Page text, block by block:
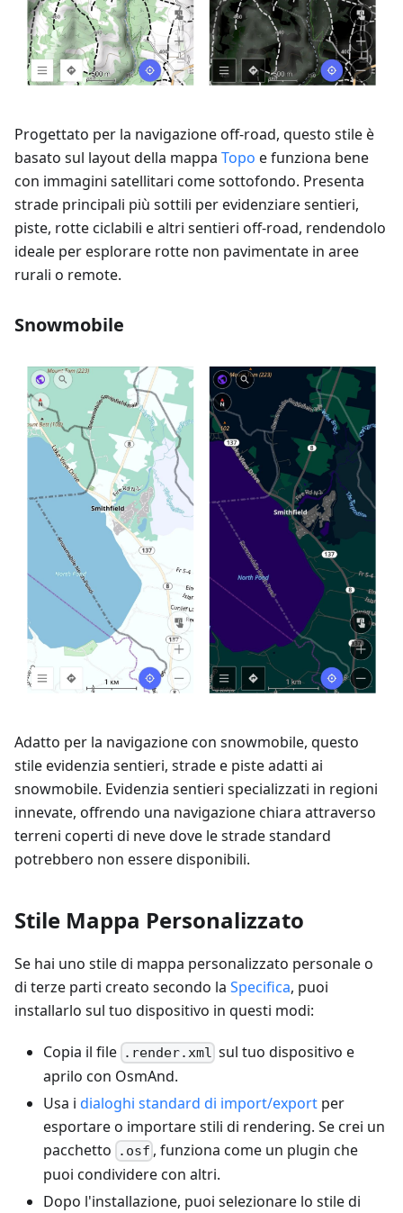
Progettato per la navigazione off-road, questo stile è
basato sul layout della mappa Topo e funziona bene
con immagini satellitari come sottofondo. Presenta
strade principali più sottili per evidenziare sentieri,
piste, rotte ciclabili e altri sentieri off-road, rendendolo
ideale per esplorare rotte non pavimentate in aree
rurali o remote.
Snowmobile
Adatto per la navigazione con snowmobile, questo
stile evidenzia sentieri, strade e piste adatti ai
snowmobile. Evidenzia sentieri specializzati in regioni
innevate, offrendo una navigazione chiara attraverso
terreni coperti di neve dove le strade standard
potrebbero non essere disponibili.
Stile Mappa Personalizzato
Se hai uno stile di mappa personalizzato personale o
di terze parti creato secondo la Specifica, puoi
installarlo sul tuo dispositivo in questi modi:
Copia il file .render.xml sul tuo dispositivo e
aprilo con OsmAnd.
Usa i dialoghi standard di import/export per
esportare o importare stili di rendering. Se crei un
pacchetto
.osf , funziona come un plugin che
puoi condividere con altri.
Dopo l'installazione, puoi selezionare lo stile di